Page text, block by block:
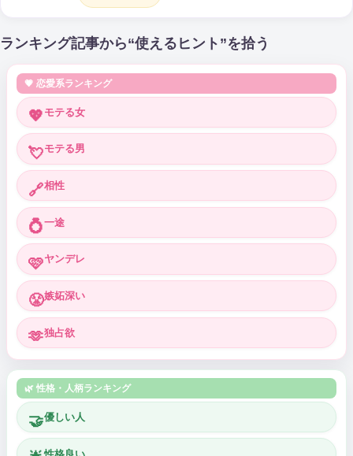
ランキング記事から“使えるヒント”を拾う
💗 恋愛系ランキング
💖 モテる女
💘モテる男
🔗相性
💍一途
🩷ヤンデレ
😤嫉妬深い
🫶独占欲
🌿 性格・人柄ランキング
🤝優しい人